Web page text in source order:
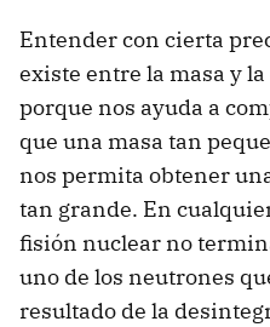
Entender con cierta
existe entre la masa y
porque nos ayuda a
que una masa tan
nos permita obtener
tan grande. En
fisión nuclear no
uno de los neutrones
resultado de la